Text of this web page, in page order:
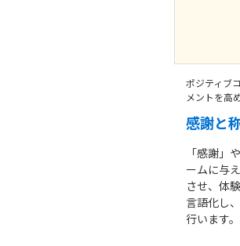
ポジティブ
メントを高
感謝と
「感謝」
ームに与
させ、体
言語化し
行います。